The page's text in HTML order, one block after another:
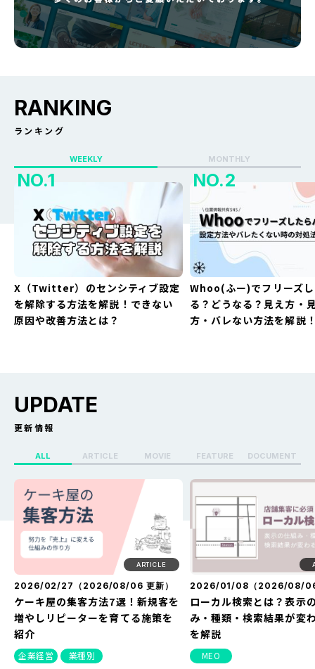
RANKING
ランキング
WEEKLY MONTHLY
X（Twitter）のセンシティブ設定
を解除する方法を解説！できない
原因や改善方法とは？
Whoo(ふー)でフリーズ
る？どうなる？見え方・
方・バレない方法を解説
を解除する方法を解説！できない
原因や改善方法とは？
方・バレない方法を解説
UPDATE
更新情報
ALL ARTICLE MOVIE FEATURE DOCUMENT
ARTICLE
2026/02/27（ 2026/08/06 更新）
ケーキ屋の集客方法7選！新規客を
増やしリピーターを育てる施策を
紹介
企業経営 業種別
2026/01/08（ 2026/08/
ローカル検索とは？表示
み・種類・検索結果が変
を解説
MEO